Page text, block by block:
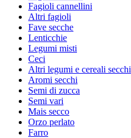
Fagioli cannellini
Altri fagioli
Fave secche
Lenticchie
Legumi misti
Ceci
Altri legumi e cereali secchi
Aromi secchi
Semi di zucca
Semi vari
Mais secco
Orzo perlato
Farro